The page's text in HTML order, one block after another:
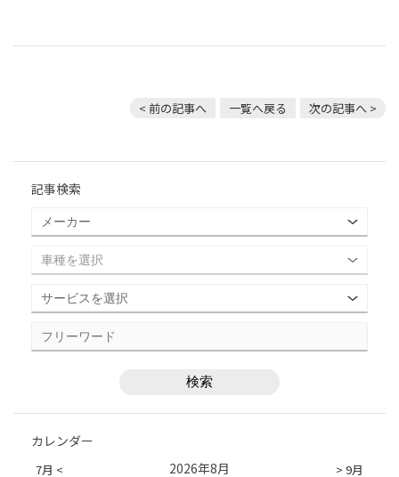
< 前の記事へ 一覧へ戻る 次の記事へ >
記事検索
カレンダー
7月 < > 9月
2026年8月